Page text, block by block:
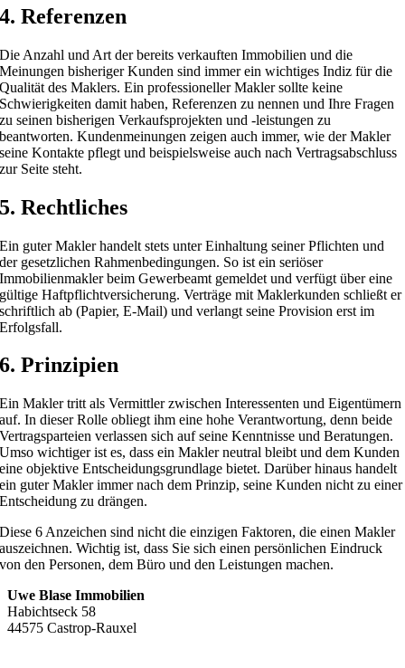
4. Referenzen
Die Anzahl und Art der bereits verkauften Immobilien und die
Meinungen bisheriger Kunden sind immer ein wichtiges Indiz für die
Qualität des Maklers. Ein professioneller Makler sollte keine
Schwierigkeiten damit haben, Referenzen zu nennen und Ihre Fragen
zu seinen bisherigen Verkaufsprojekten und -leistungen zu
beantworten. Kundenmeinungen zeigen auch immer, wie der Makler
seine Kontakte pflegt und beispielsweise auch nach Vertragsabschluss
zur Seite steht.
5. Rechtliches
Ein guter Makler handelt stets unter Einhaltung seiner Pflichten und
der gesetzlichen Rahmenbedingungen. So ist ein seriöser
Immobilienmakler beim Gewerbeamt gemeldet und verfügt über eine
gültige Haftpflichtversicherung. Verträge mit Maklerkunden schließt er
schriftlich ab (Papier, E-Mail) und verlangt seine Provision erst im
Erfolgsfall.
6. Prinzipien
Ein Makler tritt als Vermittler zwischen Interessenten und Eigentümern
auf. In dieser Rolle obliegt ihm eine hohe Verantwortung, denn beide
Vertragsparteien verlassen sich auf seine Kenntnisse und Beratungen.
Umso wichtiger ist es, dass ein Makler neutral bleibt und dem Kunden
eine objektive Entscheidungsgrundlage bietet. Darüber hinaus handelt
ein guter Makler immer nach dem Prinzip, seine Kunden nicht zu einer
Entscheidung zu drängen.
Diese 6 Anzeichen sind nicht die einzigen Faktoren, die einen Makler
auszeichnen. Wichtig ist, dass Sie sich einen persönlichen Eindruck
von den Personen, dem Büro und den Leistungen machen.
Uwe Blase Immobilien
Habichtseck 58
44575 Castrop-Rauxel